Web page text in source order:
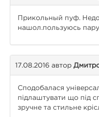
Прикольный пуф.
нашол.пользуюсь
17.08.2016 автор
Сподобалася
підлаштувати що під
зручне та стильне